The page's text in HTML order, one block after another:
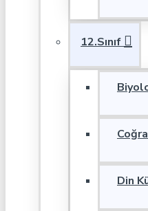
12.Sınıf
Din